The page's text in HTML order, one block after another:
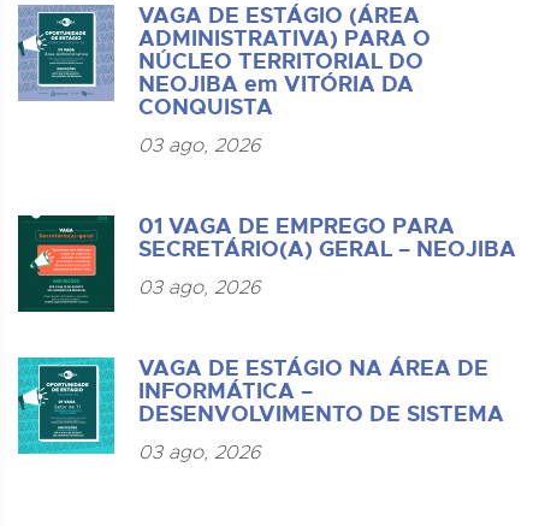
VAGA DE ESTÁGIO (ÁREA
ADMINISTRATIVA) PARA O
NÚCLEO TERRITORIAL DO
NEOJIBA em VITÓRIA DA
CONQUISTA
03 ago, 2026
01 VAGA DE EMPREGO PARA
SECRETÁRIO(A) GERAL – NEOJIBA
03 ago, 2026
VAGA DE ESTÁGIO NA ÁREA DE
INFORMÁTICA –
DESENVOLVIMENTO DE SISTEMA
03 ago, 2026